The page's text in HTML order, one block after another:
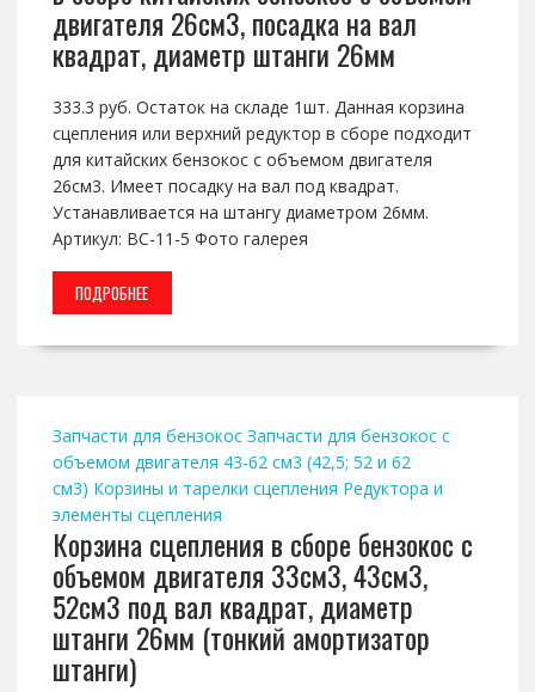
двигателя 26см3, посадка на вал
квадрат, диаметр штанги 26мм
333.3 руб. Остаток на складе 1шт. Данная корзина
сцепления или верхний редуктор в сборе подходит
для китайских бензокос с объемом двигателя
26см3. Имеет посадку на вал под квадрат.
Устанавливается на штангу диаметром 26мм.
Артикул: BC-11-5 Фото галерея
ПОДРОБНЕЕ
Запчасти для бензокос Запчасти для бензокос с
объемом двигателя 43-62 см3 (42,5; 52 и 62
см3) Корзины и тарелки сцепления Редуктора и
элементы сцепления
Корзина сцепления в сборе бензокос с
объемом двигателя 33см3, 43см3,
52см3 под вал квадрат, диаметр
штанги 26мм (тонкий амортизатор
штанги)